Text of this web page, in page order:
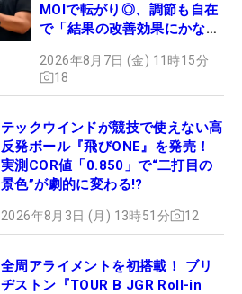
MOIで転がり◎、調節も自在
で「結果の改善効果にかなり
2026年8月7日 (金) 11時15分
18
テックウインドが競技で使えない高
反発ボール『飛びONE』を発売！
実測COR値「0.850」で“二打目の
景色”が劇的に変わる!?
2026年8月3日 (月) 13時51分 12
全周アライメントを初搭載！ ブリ
ヂストン『TOUR B JGR Roll-in